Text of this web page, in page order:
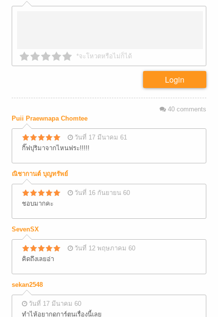
*จะโหวตหรือไม่ก็ได้
Login
40comments
Puii Praewnapa Chomtee
วันที่ 17 มีนาคม 61
กิ๊ฟปุริมาจากไหนฟระ!!!!!
ณิชากานต์ บุญทรัพย์
วันที่ 16 กันยายน 60
ชอบมากคะ
SevenSX
วันที่ 12 พฤษภาคม 60
คิดถึงเลยอ่า
sekan2548
วันที่ 17 มีนาคม 60
ทำไห้อยากดูการ์ตูนเรื่องนี้เลย